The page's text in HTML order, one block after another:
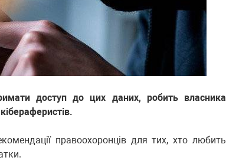
доступ до цих даних, робить власника
правоохоронців для тих, хто любить